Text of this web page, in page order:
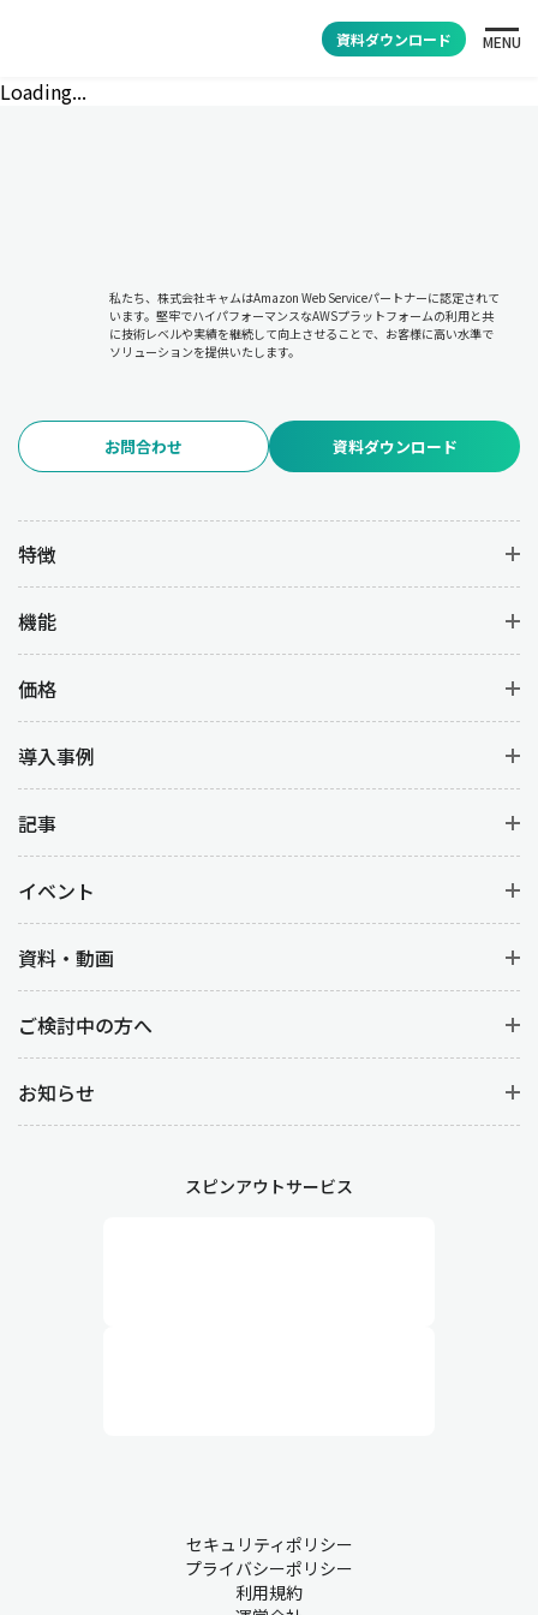
資料ダウンロード MENU
Loading...
私たち、株式会社キャムはAmazon Web Serviceパートナーに認定されて
います。堅牢でハイパフォーマンスなAWSプラットフォームの利用と共
に技術レベルや実績を継続して向上させることで、お客様に高い水準で
ソリューションを提供いたします。
お問合わせ 資料ダウンロード
特徴
機能
価格
導入事例
記事
イベント
資料・動画
ご検討中の方へ
お知らせ
スピンアウトサービス
セキュリティポリシー
プライバシーポリシー
利用規約